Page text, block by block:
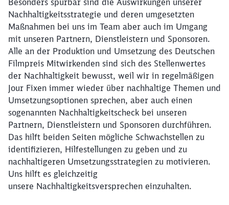
Besonders spürbar sind die Auswirkungen unserer
Nachhaltigkeitsstrategie und deren umgesetzten
Maßnahmen bei uns im Team aber auch im Umgang
mit unseren Partnern, Dienstleistern und Sponsoren.
Alle an der Produktion und Umsetzung des Deutschen
Filmpreis Mitwirkenden sind sich des Stellenwertes
der Nachhaltigkeit bewusst, weil wir in regelmäßigen
Jour Fixen immer wieder über nachhaltige Themen und
Umsetzungsoptionen sprechen, aber auch einen
sogenannten Nachhaltigkeitscheck bei unseren
Partnern, Dienstleistern und Sponsoren durchführen.
Das hilft beiden Seiten mögliche Schwachstellen zu
identifizieren, Hilfestellungen zu geben und zu
nachhaltigeren Umsetzungsstrategien zu motivieren.
Uns hilft es gleichzeitig
unsere Nachhaltigkeitsversprechen einzuhalten.